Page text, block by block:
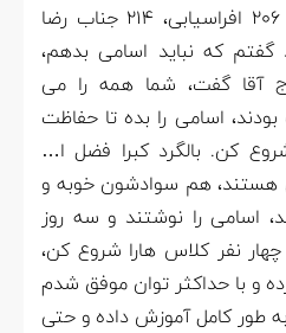
می گیرم. من گفتم برای 2۰6 افراسیابی، 21۴ جناب رضا
برای ،2۰۵ …بعد گفتم که نباید اسامی بدهم،
آقا گفت، شما همه را می
اسامی را بده تا حفاظت
کن. بالگرد کبرا فضل ا…
هستند، هم سوادشون خوبه و
اسامی را نوشتند و سه روز
چهار نفر کلاس هارا شروع کن،
و با حداکثر توان موفق شدم
را به طور کامل آموزش داده و حتی